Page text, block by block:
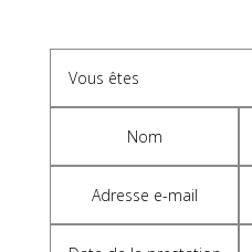
t
r